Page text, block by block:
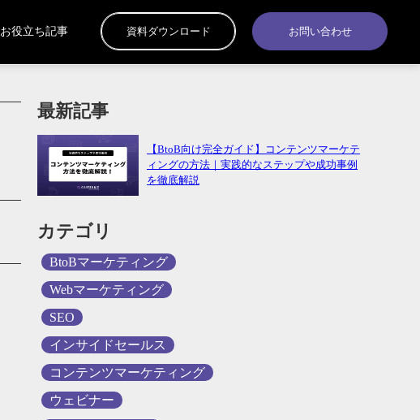
お役立ち記事 資料ダウンロード お問い合わせ
最新記事
【BtoB向け完全ガイド】コンテンツマーケテ
ィングの方法｜実践的なステップや成功事例
を徹底解説
カテゴリ
BtoBマーケティング
Webマーケティング
SEO
インサイドセールス
コンテンツマーケティング
ウェビナー